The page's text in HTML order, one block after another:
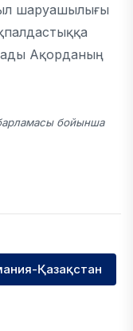
шаруашылығы
Ақорданың
бойынша
Қазақстан